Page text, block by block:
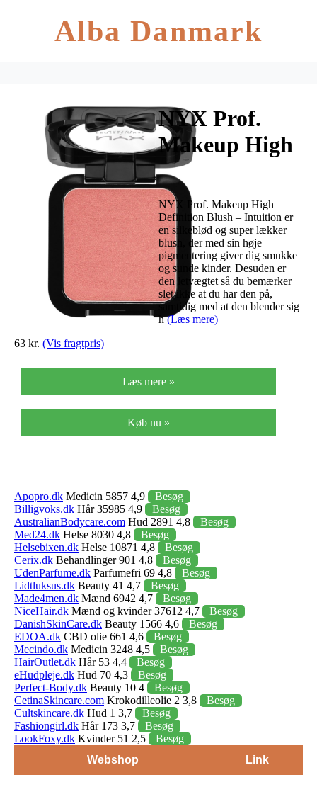
Alba Danmark
NYX Prof.
Makeup High
Definition
Blush 4,5 gr. –
Intuition
NYX Prof. Makeup High
Definition Blush – Intuition er
en silkeblød og super lækker
blush, der med sin høje
pigmentering giver dig smukke
og sunde kinder. Desuden er
den letvægtet så du bemærker
slet ikke at du har den på,
samtidig med at den blender sig
h(Læs mere)
63 kr. (Vis fragtpris)
Læs mere »
Køb nu »
Apopro.dk Medicin 5857 4,9
Besøg
Billigvoks.dk Hår 35985 4,9
Besøg
AustralianBodycare.com Hud 2891 4,8
Besøg
Med24.dk Helse 8030 4,8
Besøg
Helsebixen.dk Helse 10871 4,8
Besøg
Cerix.dk Behandlinger 901 4,8
Besøg
UdenParfume.dk Parfumefri 69 4,8
Besøg
Lidtluksus.dk Beauty 41 4,7
Besøg
Made4men.dk Mænd 6942 4,7
Besøg
NiceHair.dk Mænd og kvinder 37612 4,7
Besøg
DanishSkinCare.dk Beauty 1566 4,6
Besøg
EDOA.dk CBD olie 661 4,6
Besøg
Mecindo.dk Medicin 3248 4,5
Besøg
HairOutlet.dk Hår 53 4,4
Besøg
eHudpleje.dk Hud 70 4,3
Besøg
Perfect-Body.dk Beauty 10 4
Besøg
CetinaSkincare.com Krokodilleolie 2 3,8
Besøg
Cultskincare.dk Hud 1 3,7
Besøg
Fashiongirl.dk Hår 173 3,7
Besøg
LookFoxy.dk Kvinder 51 2,5
Besøg
Webshop
Link